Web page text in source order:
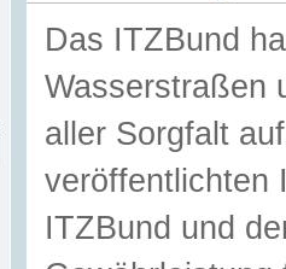
Das ITZBund
Wasserstraßen
aller Sorgfalt
veröffentlichten
ITZBund und